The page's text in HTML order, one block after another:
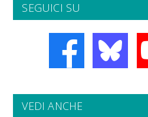
SEGUICI SU
VEDI ANCHE